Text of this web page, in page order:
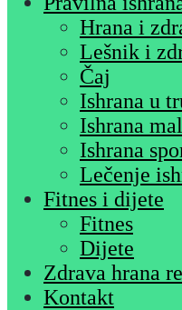
Hrana i
Lešnik i
Čaj
Ishrana u
Ishrana
Ishrana
Lečenje
Fitnes i dijete
Fitnes
Dijete
Zdrava hrana
Kontakt